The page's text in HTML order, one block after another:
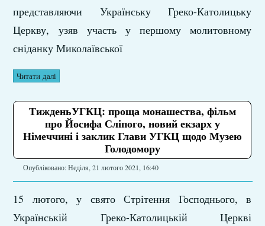
представляючи Українську Греко-Католицьку
Церкву, узяв участь у першому молитовному
сніданку Миколаївської
Читати далі
ТижденьУГКЦ: проща монашества, фільм
про Йосифа Сліпого, новий екзарх у
Німеччині і заклик Глави УГКЦ щодо Музею
Голодомору
Опубліковано: Неділя, 21 лютого 2021, 16:40
15 лютого, у свято Стрітення Господнього, в
Українській Греко-Католицькій Церкві